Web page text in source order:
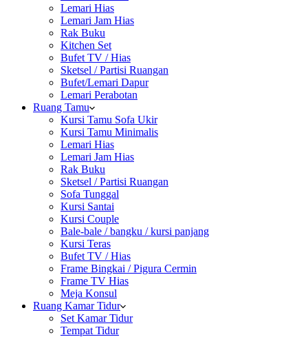
Lemari Hias
Lemari Jam Hias
Rak Buku
Kitchen Set
Bufet TV / Hias
Sketsel / Partisi Ruangan
Bufet/Lemari Dapur
Lemari Perabotan
Ruang Tamu
Kursi Tamu Sofa Ukir
Kursi Tamu Minimalis
Lemari Hias
Lemari Jam Hias
Rak Buku
Sketsel / Partisi Ruangan
Sofa Tunggal
Kursi Santai
Kursi Couple
Bale-bale / bangku / kursi panjang
Kursi Teras
Bufet TV / Hias
Frame Bingkai / Pigura Cermin
Frame TV Hias
Meja Konsul
Ruang Kamar Tidur
Set Kamar Tidur
Tempat Tidur